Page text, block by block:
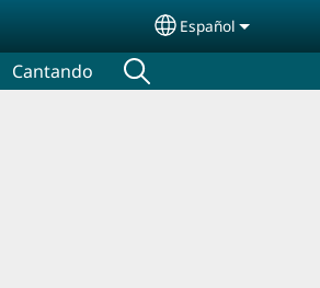
Select your
Español
Cantando